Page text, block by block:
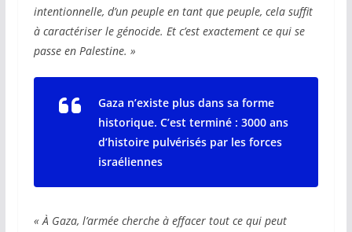
intentionnelle, d’un peuple en tant que peuple, cela suffit
à caractériser le génocide. Et c’est exactement ce qui se
passe en Palestine. »
Gaza n’existe plus dans sa forme
historique. C’est terminé : 3000 ans
d’histoire pulvérisés par les forces
israéliennes
« À Gaza, l’armée cherche à effacer tout ce qui peut